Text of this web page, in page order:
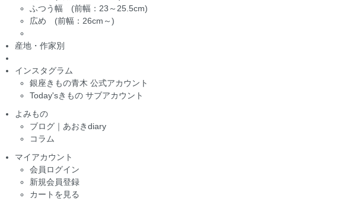
ふつう幅 (前幅：23～25.5cm)
広め (前幅：26cm～)
産地・作家別
インスタグラム
銀座きもの青木 公式アカウント
Today'sきもの サブアカウント
よみもの
ブログ｜あおきdiary
コラム
マイアカウント
会員ログイン
新規会員登録
カートを見る